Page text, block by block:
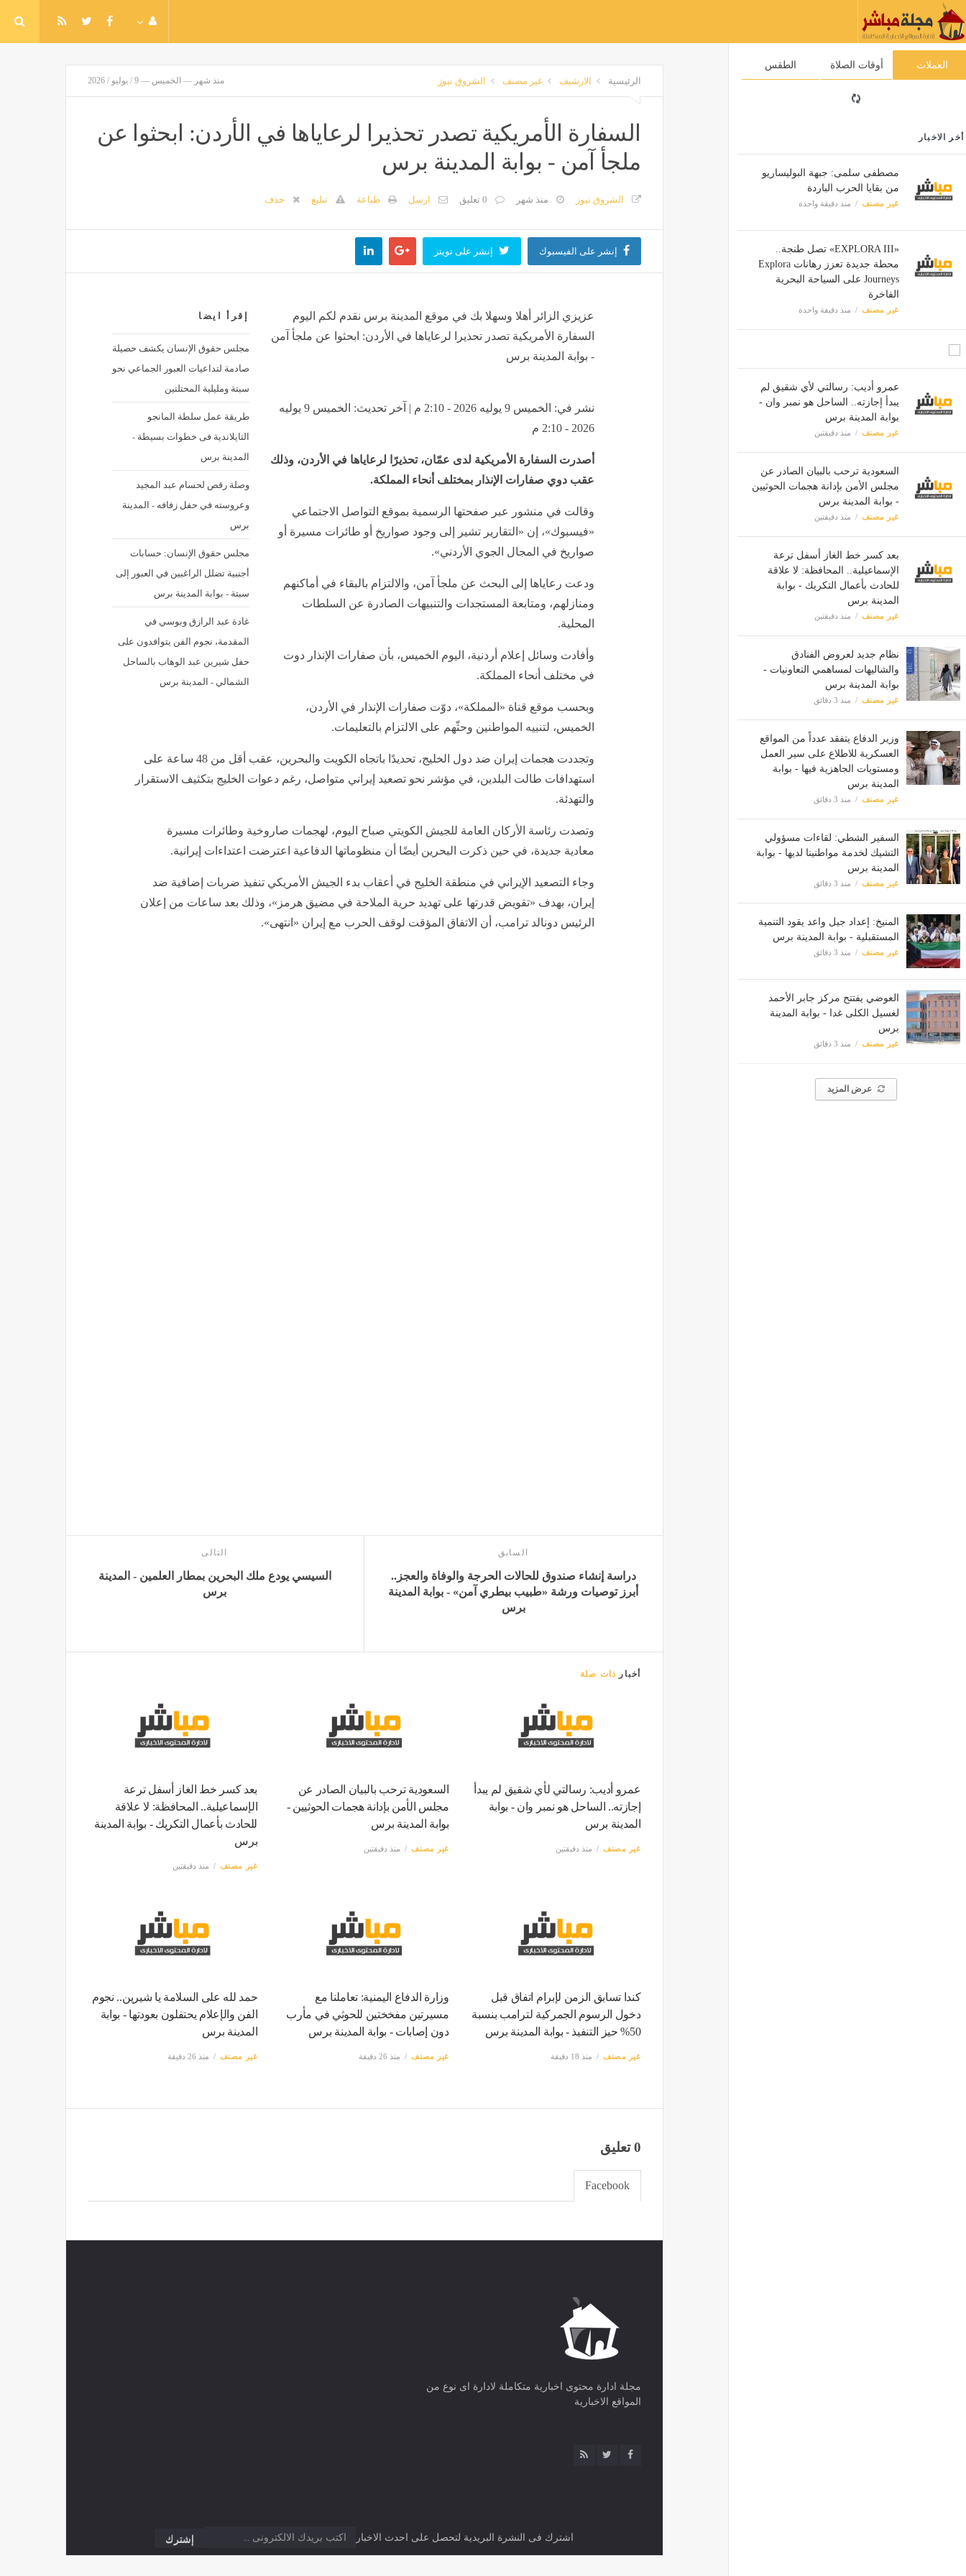
العملات أوقات الصلاة الطقس
أخر الاخبار
مصطفى سلمى: جبهة البوليساريو
من بقايا الحرب الباردة
غير مصنف منذ دقيقة واحدة
«EXPLORA III» تصل طنجة..
محطة جديدة تعزز رهانات Explora
Journeys على السياحة البحرية
الفاخرة
غير مصنف منذ دقيقة واحدة
عمرو أديب: رسالتي لأي شقيق لم
يبدأ إجازته.. الساحل هو نمبر وان -
بوابة المدينة برس
غير مصنف منذ دقيقتين
السعودية ترحب بالبيان الصادر عن
مجلس الأمن بإدانة هجمات الحوثيين
- بوابة المدينة برس
غير مصنف منذ دقيقتين
بعد كسر خط الغاز أسفل ترعة
الإسماعيلية.. المحافظة: لا علاقة
للحادث بأعمال التكريك - بوابة
المدينة برس
غير مصنف منذ دقيقتين
نظام جديد لعروض الفنادق
والشاليهات لمساهمي التعاونيات -
بوابة المدينة برس
غير مصنف منذ 3 دقائق
وزير الدفاع يتفقد عدداً من المواقع
العسكرية للاطلاع على سير العمل
ومستويات الجاهزية فيها - بوابة
المدينة برس
غير مصنف منذ 3 دقائق
السفير الشطي: لقاءات مسؤولي
التشيك لخدمة مواطنينا لديها - بوابة
المدينة برس
غير مصنف منذ 3 دقائق
المنيخ: إعداد جيل واعد يقود التنمية
المستقبلية - بوابة المدينة برس
غير مصنف منذ 3 دقائق
العوضي يفتتح مركز جابر الأحمد
لغسيل الكلى غدا - بوابة المدينة
برس
غير مصنف منذ 3 دقائق
عرض المزيد
الرئيسية الارشيف غير مصنف الشروق نيوز منذ شهر — الخميس — 9 / يوليو / 2026
السفارة الأمريكية تصدر تحذيرا لرعاياها في الأردن: ابحثوا عن
ملجأ آمن - بوابة المدينة برس
الشروق نيوز منذ شهر 0 تعليق ارسل طباعة تبليغ حذف
إنشر على الفيسبوك إنشر على تويتر
إقرأ ايضا
مجلس حقوق الإنسان يكشف حصيلة
صادمة لتداعيات العبور الجماعي نحو
سبتة ومليلية المحتلتين
طريقة عمل سلطة المانجو
التايلاندية فى خطوات بسيطة -
المدينة برس
وصلة رقص لحسام عبد المجيد
وعروسته في حفل زفافه - المدينة
برس
مجلس حقوق الإنسان: حسابات
أجنبية تضلل الراغبين في العبور إلى
سبتة - بوابة المدينة برس
غادة عبد الرازق وبوسي في
المقدمة، نجوم الفن يتوافدون على
حفل شيرين عبد الوهاب بالساحل
الشمالي - المدينة برس
عزيزي الزائر أهلا وسهلا بك في موقع المدينة برس نقدم لكم اليوم
السفارة الأمريكية تصدر تحذيرا لرعاياها في الأردن: ابحثوا عن ملجأ آمن
- بوابة المدينة برس
نشر في: الخميس 9 يوليه 2026 - 2:10 م | آخر تحديث: الخميس 9 يوليه
2026 - 2:10 م
أصدرت السفارة الأمريكية لدى عمّان، تحذيرًا لرعاياها في الأردن، وذلك
عقب دوي صفارات الإنذار بمختلف أنحاء المملكة.
وقالت في منشور عبر صفحتها الرسمية بموقع التواصل الاجتماعي
«فيسبوك»، إن «التقارير تشير إلى وجود صواريخ أو طائرات مسيرة أو
صواريخ في المجال الجوي الأردني».
ودعت رعاياها إلى البحث عن ملجأ آمن، والالتزام بالبقاء في أماكنهم
ومنازلهم، ومتابعة المستجدات والتنبيهات الصادرة عن السلطات
المحلية.
وأفادت وسائل إعلام أردنية، اليوم الخميس، بأن صفارات الإنذار دوت
في مختلف أنحاء المملكة.
وبحسب موقع قناة «المملكة»، دوّت صفارات الإنذار في الأردن،
الخميس، لتنبيه المواطنين وحثّهم على الالتزام بالتعليمات.
وتجددت هجمات إيران ضد دول الخليج، تحديدًا باتجاه الكويت والبحرين، عقب أقل من 48 ساعة على
استهدافات طالت البلدين، في مؤشر نحو تصعيد إيراني متواصل، رغم دعوات الخليج بتكثيف الاستقرار
والتهدئة.
وتصدت رئاسة الأركان العامة للجيش الكويتي صباح اليوم، لهجمات صاروخية وطائرات مسيرة
معادية جديدة، في حين ذكرت البحرين أيضًا أن منظوماتها الدفاعية اعترضت اعتداءات إيرانية.
وجاء التصعيد الإيراني في منطقة الخليج في أعقاب بدء الجيش الأمريكي تنفيذ ضربات إضافية ضد
إيران، بهدف «تقويض قدرتها على تهديد حرية الملاحة في مضيق هرمز»، وذلك بعد ساعات من إعلان
الرئيس دونالد ترامب، أن الاتفاق المؤقت لوقف الحرب مع إيران «انتهى».
السابق
دراسة إنشاء صندوق للحالات الحرجة والوفاة والعجز..
أبرز توصيات ورشة «طبيب بيطري آمن» - بوابة المدينة
برس
التالى
السيسي يودع ملك البحرين بمطار العلمين - المدينة
برس
أخبار ذات صلة
عمرو أديب: رسالتي لأي شقيق لم يبدأ
إجازته.. الساحل هو نمبر وان - بوابة
المدينة برس
غير مصنف منذ دقيقتين
السعودية ترحب بالبيان الصادر عن
مجلس الأمن بإدانة هجمات الحوثيين -
بوابة المدينة برس
غير مصنف منذ دقيقتين
بعد كسر خط الغاز أسفل ترعة
الإسماعيلية.. المحافظة: لا علاقة
للحادث بأعمال التكريك - بوابة المدينة
برس
غير مصنف منذ دقيقتين
كندا تسابق الزمن لإبرام اتفاق قبل
دخول الرسوم الجمركية لترامب بنسبة
50% حيز التنفيذ - بوابة المدينة برس
غير مصنف منذ 18 دقيقة
وزارة الدفاع اليمنية: تعاملنا مع
مسيرتين مفخختين للحوثي في مأرب
دون إصابات - بوابة المدينة برس
غير مصنف منذ 26 دقيقة
حمد لله على السلامة يا شيرين.. نجوم
الفن والإعلام يحتفلون بعودتها - بوابة
المدينة برس
غير مصنف منذ 26 دقيقة
0 تعليق
Facebook
مجلة ادارة محتوى اخبارية متكاملة لادارة اى نوع من
المواقع الاخبارية
اشترك فى النشرة البريدية لتحصل على احدث الاخبار